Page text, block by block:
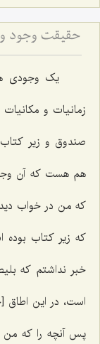
یک وجودی
زمانیات و
صندوق و زیر
هم هست که آن
که من در خواب
که زیر کتاب
خبر نداشتم که
است، در این اطاق
پس آنچه را که من